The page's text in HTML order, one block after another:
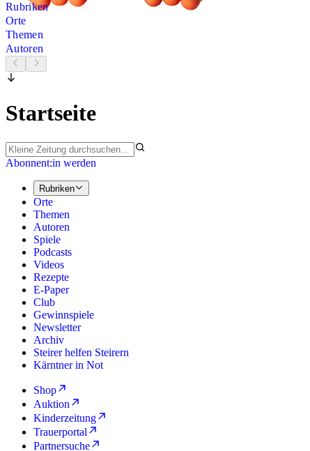
Rubriken
Orte
Themen
Autoren
Startseite
Abonnent:in werden
Rubriken
Orte
Themen
Autoren
Spiele
Podcasts
Videos
Rezepte
E-Paper
Club
Gewinnspiele
Newsletter
Archiv
Steirer helfen Steirern
Kärntner in Not
Shop
Auktion
Kinderzeitung
Trauerportal
Partnersuche